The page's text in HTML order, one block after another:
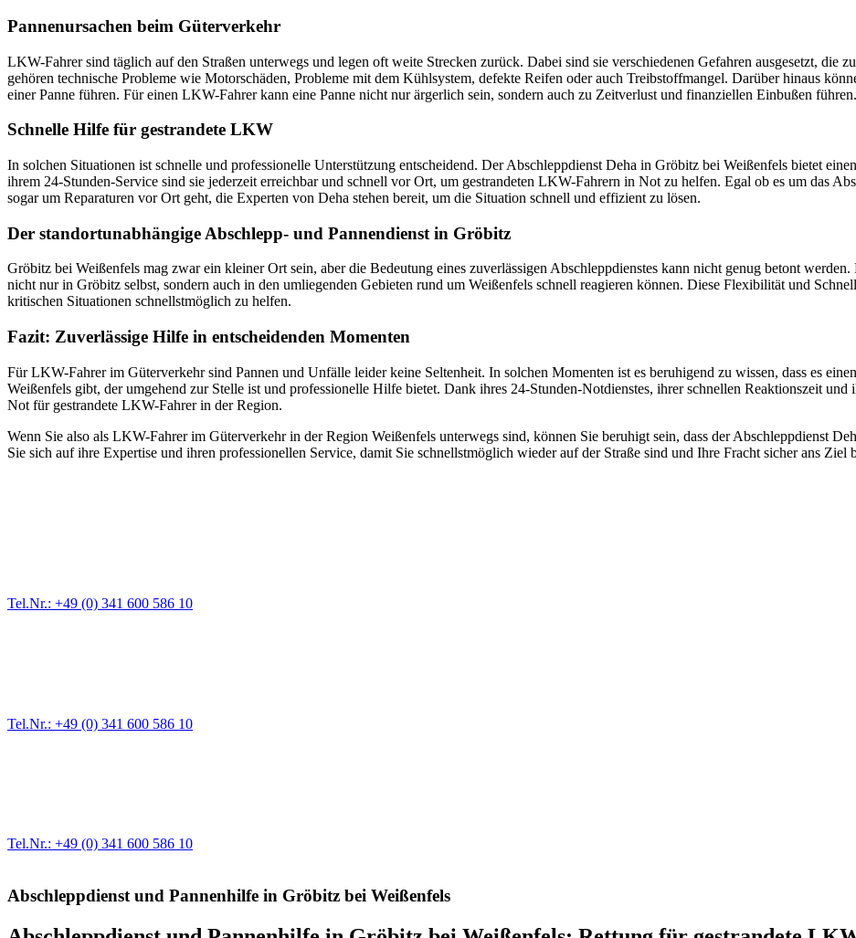
Pannenursachen beim Güterverkehr
LKW-Fahrer sind täglich auf den Straßen unterwegs und legen oft weite Strecken zurück. Dabei sind sie verschiedenen Gefahren ausgesetzt, die
gehören technische Probleme wie Motorschäden, Probleme mit dem Kühlsystem, defekte Reifen oder auch Treibstoffmangel. Darüber hinaus
einer Panne führen. Für einen LKW-Fahrer kann eine Panne nicht nur ärgerlich sein, sondern auch zu Zeitverlust und finanziellen Einbußen führen.
Schnelle Hilfe für gestrandete LKW
In solchen Situationen ist schnelle und professionelle Unterstützung entscheidend. Der Abschleppdienst Deha in Gröbitz bei Weißenfels bietet
ihrem 24-Stunden-Service sind sie jederzeit erreichbar und schnell vor Ort, um gestrandeten LKW-Fahrern in Not zu helfen. Egal ob es um das
sogar um Reparaturen vor Ort geht, die Experten von Deha stehen bereit, um die Situation schnell und effizient zu lösen.
Der standortunabhängige Abschlepp- und Pannendienst in Gröbitz
Gröbitz bei Weißenfels mag zwar ein kleiner Ort sein, aber die Bedeutung eines zuverlässigen Abschleppdienstes kann nicht genug betont
nicht nur in Gröbitz selbst, sondern auch in den umliegenden Gebieten rund um Weißenfels schnell reagieren können. Diese Flexibilität und
kritischen Situationen schnellstmöglich zu helfen.
Fazit: Zuverlässige Hilfe in entscheidenden Momenten
Für LKW-Fahrer im Güterverkehr sind Pannen und Unfälle leider keine Seltenheit. In solchen Momenten ist es beruhigend zu wissen, dass es
Weißenfels gibt, der umgehend zur Stelle ist und professionelle Hilfe bietet. Dank ihres 24-Stunden-Notdienstes, ihrer schnellen Reaktionszeit und
Not für gestrandete LKW-Fahrer in der Region.
Wenn Sie also als LKW-Fahrer im Güterverkehr in der Region Weißenfels unterwegs sind, können Sie beruhigt sein, dass der Abschleppdienst
Sie sich auf ihre Expertise und ihren professionellen Service, damit Sie schnellstmöglich wieder auf der Straße sind und Ihre Fracht sicher ans Ziel
Tel.Nr.: +49 (0) 341 600 586 10
Tel.Nr.: +49 (0) 341 600 586 10
Tel.Nr.: +49 (0) 341 600 586 10
Abschleppdienst und Pannenhilfe in Gröbitz bei Weißenfels